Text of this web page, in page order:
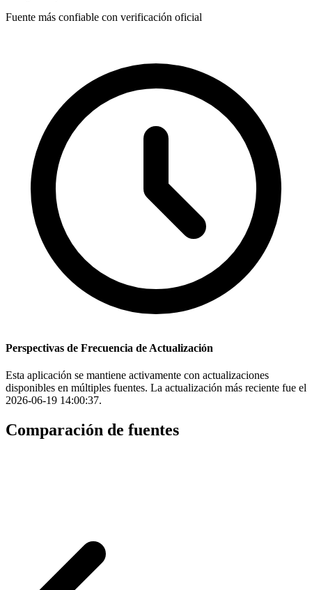
Fuente más confiable con verificación oficial
Perspectivas de Frecuencia de Actualización
Esta aplicación se mantiene activamente con actualizaciones
disponibles en múltiples fuentes. La actualización más reciente fue el
2026-06-19 14:00:37.
Comparación de fuentes